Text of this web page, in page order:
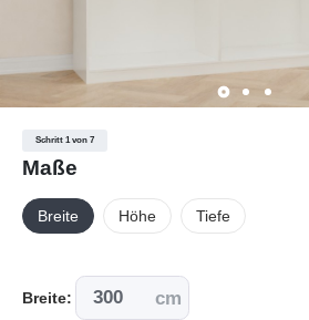
Schritt 1 von 7
Maße
Breite Höhe Tiefe
Breite: cm